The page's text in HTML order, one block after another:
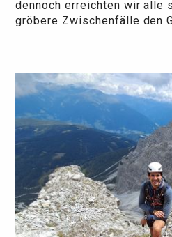
dennoch erreichten wir alle
gröbere Zwischenfälle den